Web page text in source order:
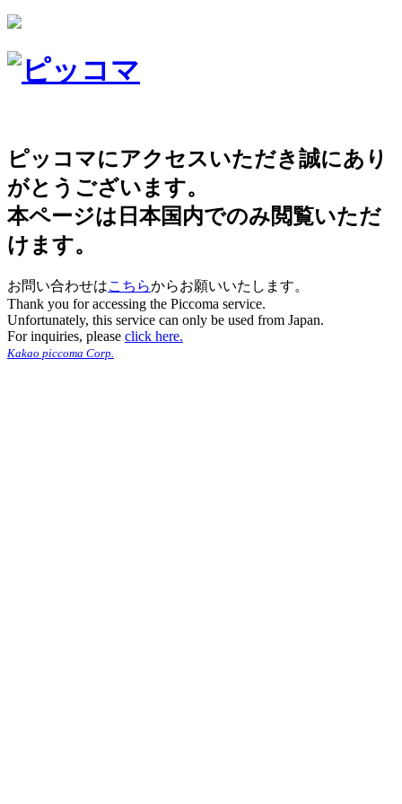
ピッコマにアクセスいただき誠にあり
がとうございます。
本ページは日本国内でのみ閲覧いただ
けます。
お問い合わせはこちらからお願いいたします。
Thank you for accessing the Piccoma service.
Unfortunately, this service can only be used from Japan.
For inquiries, please click here.
Kakao piccoma Corp.